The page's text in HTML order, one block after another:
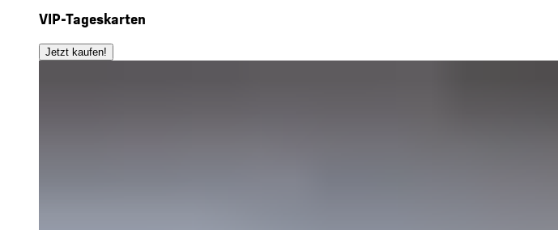
VIP-Tageskarten
Jetzt kaufen!